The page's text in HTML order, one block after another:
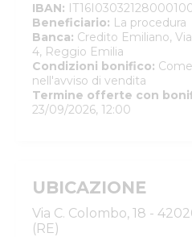
IBAN:
Beneficiario: La procedura
Banca: Credito Emiliano,
4, Reggio Emilia
Condizioni bonifico:
nell'avviso di vendita
Termine offerte con
23/09/2026, 12:00
UBICAZIONE
Via C. Colombo, 18 -
(RE)